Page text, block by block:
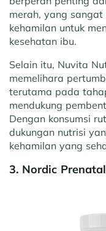
merah, yang
kehamilan untuk
kesehatan ibu.
Selain itu, Nuvita
memelihara
terutama pada
mendukung
Dengan konsumsi
dukungan nutrisi
kehamilan yang
3. Nordic